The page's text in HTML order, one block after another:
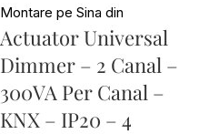
Actuator Universal
Dimmer – 2 Canal –
300VA Per Canal –
KNX – IP20 – 4